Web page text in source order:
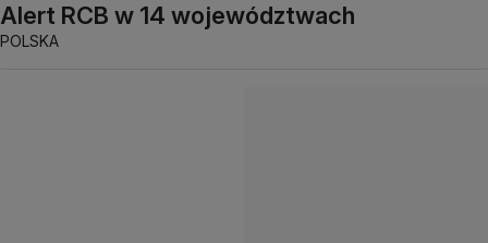
Alert RCB w 14 województwach
POLSKA